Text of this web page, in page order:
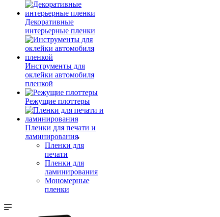
Декоративные
интерьерные пленки
Инструменты для
оклейки автомобиля
пленкой
Режущие плоттеры
Пленки для печати и
ламинирования
Пленки для
печати
Пленки для
ламинирования
Мономерные
пленки